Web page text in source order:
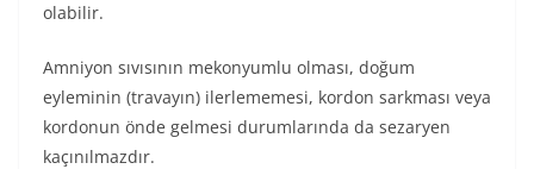
olabilir.
Amniyon sıvısının mekonyumlu olması, doğum
eyleminin (travayın) ilerlememesi, kordon sarkması veya
kordonun önde gelmesi durumlarında da sezaryen
kaçınılmazdır.